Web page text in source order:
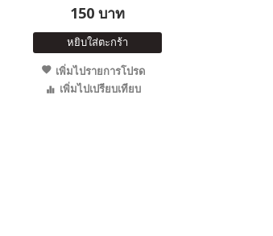
150 บาท
หยิบใส่ตะกร้า
เพิ่มไปรายการโปรด
เพิ่มไปเปรียบเทียบ